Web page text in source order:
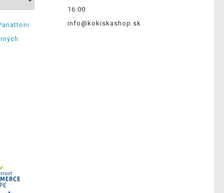
16:00
info@kokiskashop.sk